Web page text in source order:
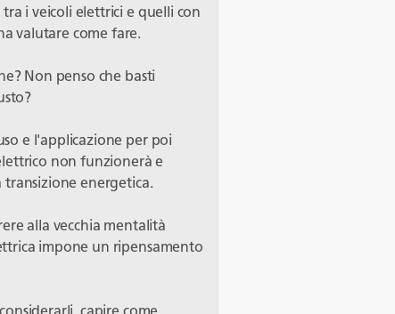
i veicoli elettrici e quelli con
valutare come fare.
Non penso che basti
e l'applicazione per poi
non funzionerà e
energetica.
alla vecchia mentalità
impone un ripensamento